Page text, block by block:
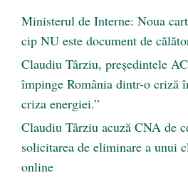
Ministerul de Interne: Noua
cip NU este document de
Claudiu Târziu, președintele
împinge România dintr-o criză
criza energiei.”
Claudiu Târziu acuză CNA de
solicitarea de eliminare a unui
online